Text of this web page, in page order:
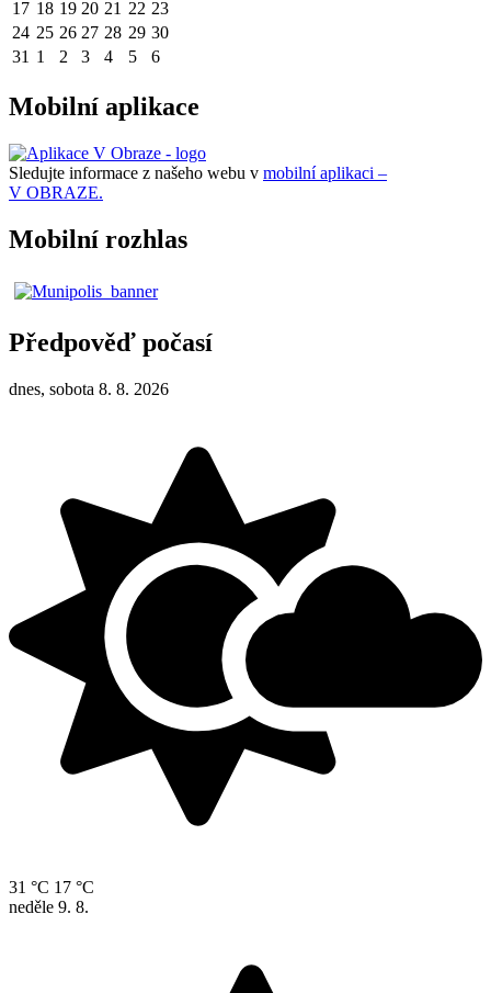
17 18 19 20 21 22 23
24 25 26 27 28 29 30
31 1 2 3 4 5 6
Mobilní aplikace
Sledujte informace z našeho webu v mobilní aplikaci –
V OBRAZE.
Mobilní rozhlas
Předpověď počasí
dnes, sobota 8. 8. 2026
31 °C 17 °C
neděle 9. 8.